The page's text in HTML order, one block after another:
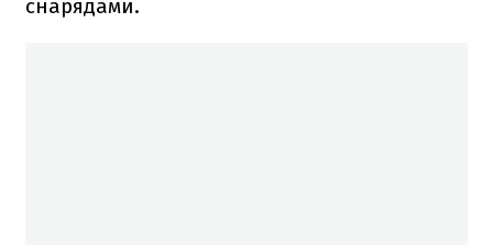
снарядами.